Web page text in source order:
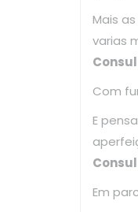
Mais
varias
Consul
Com
E
Consul
Em